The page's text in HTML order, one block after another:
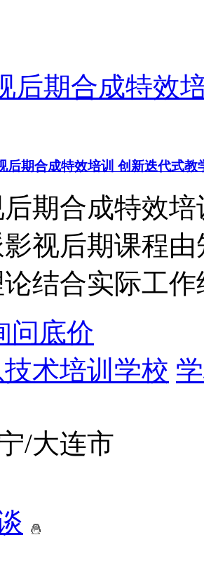
后期培训班费用
期培训班费
培训南昌平面
期培训班费用
问底价
脑培训学校
/南昌市